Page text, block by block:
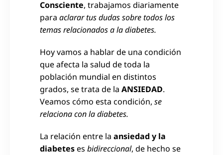
Consciente, trabajamos diariamente
para aclarar tus dudas sobre todos los
temas relacionados a la diabetes.
Hoy vamos a hablar de una condición
que afecta la salud de toda la
población mundial en distintos
grados, se trata de la ANSIEDAD.
Veamos cómo esta condición, se
relaciona con la diabetes.
La relación entre la ansiedad y la
diabeteses bidireccional, de hecho se